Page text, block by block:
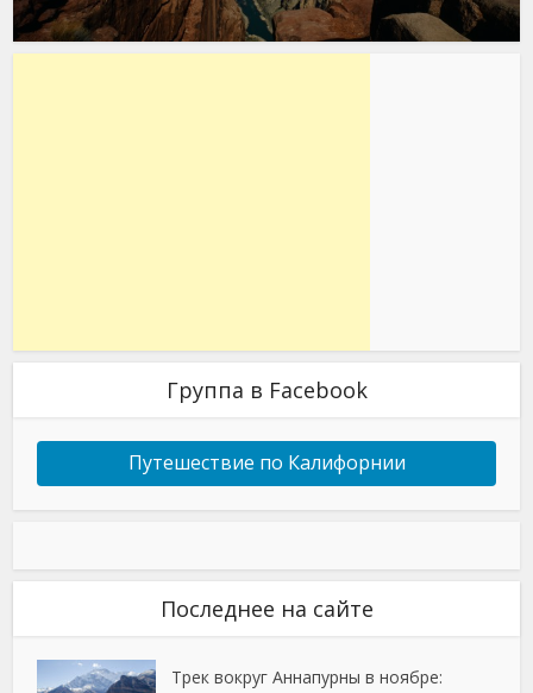
Группа в Facebook
Путешествие по Калифорнии
Последнее на сайте
Трек вокруг Аннапурны в ноябре: